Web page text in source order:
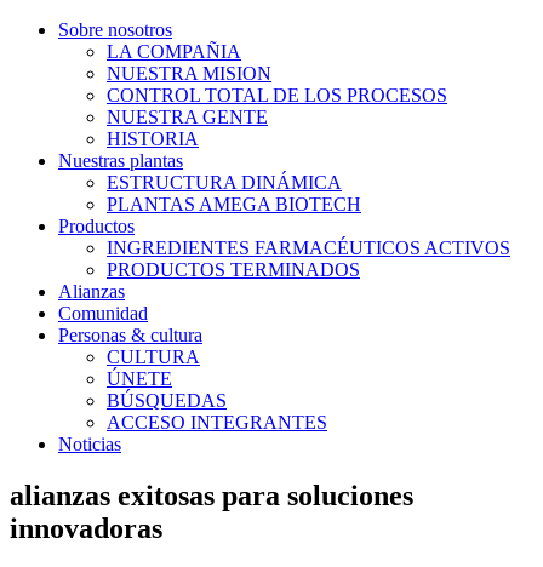
Sobre nosotros
LA COMPAÑIA
NUESTRA MISION
CONTROL TOTAL DE LOS PROCESOS
NUESTRA GENTE
HISTORIA
Nuestras plantas
ESTRUCTURA DINÁMICA
PLANTAS AMEGA BIOTECH
Productos
INGREDIENTES FARMACÉUTICOS ACTIVOS
PRODUCTOS TERMINADOS
Alianzas
Comunidad
Personas & cultura
CULTURA
ÚNETE
BÚSQUEDAS
ACCESO INTEGRANTES
Noticias
alianzas exitosas para soluciones
innovadoras